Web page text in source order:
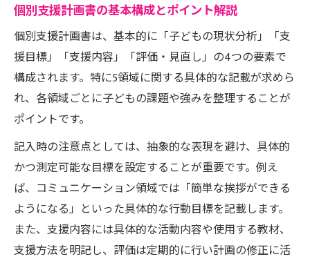
支援計画書による子どもの成長支援法
放課後等デイサービス計画で成長を実感す
るには
個別支援計画書が子どもの自立に与える影
響
例
支援計画を活かした子どもの変化と成果事
例
放課後等デイサービスの成長支援プロセス
解説
個別支援計画書の基本構成とポイント解説
個別支援計画書は、基本的に「子どもの現状分析」「支
援目標」「支援内容」「評価・見直し」の4つの要素で
構成されます。特に5領域に関する具体的な記載が求めら
れ、各領域ごとに子どもの課題や強みを整理することが
ポイントです。
記入時の注意点としては、抽象的な表現を避け、具体的
かつ測定可能な目標を設定することが重要です。例え
ば、コミュニケーション領域では「簡単な挨拶ができる
ようになる」といった具体的な行動目標を記載します。
また、支援内容には具体的な活動内容や使用する教材、
支援方法を明記し、評価は定期的に行い計画の修正に活